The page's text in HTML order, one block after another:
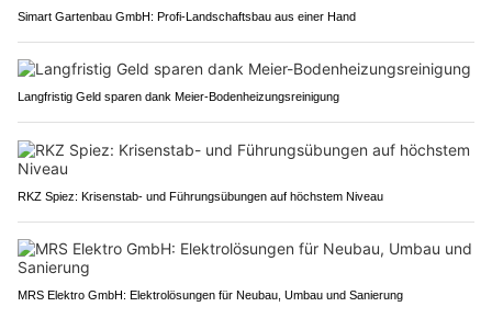
Simart Gartenbau GmbH: Profi-Landschaftsbau aus einer Hand
Langfristig Geld sparen dank Meier-Bodenheizungsreinigung
RKZ Spiez: Krisenstab- und Führungsübungen auf höchstem Niveau
MRS Elektro GmbH: Elektrolösungen für Neubau, Umbau und Sanierung